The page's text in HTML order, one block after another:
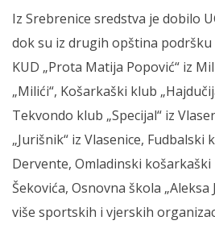
Iz Srebrenice sredstva je dobilo
dok su iz drugih opština
KUD „Prota Matija Popović“ iz
„Milići“, Košarkaški klub
Tekvondo klub „Specijal“ iz
„Jurišnik“ iz Vlasenice, Fudbalski
Dervente, Omladinski košarkaški
Šekovića, Osnovna škola „Aleksa
više sportskih i vjerskih